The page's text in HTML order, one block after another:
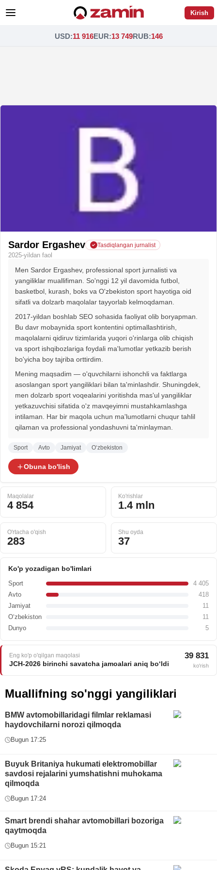
Kirish
USD:11 916EUR:13 749RUB:146
Sardor Ergashev Tasdiqlangan jurnalist
2025-yildan faol
Men Sardor Ergashev, professional sport jurnalisti va
yangiliklar muallifiman. So'nggi 12 yil davomida futbol,
basketbol, kurash, boks va O'zbekiston sport hayotiga oid
sifatli va dolzarb maqolalar tayyorlab kelmoqdaman.
2017-yildan boshlab SEO sohasida faoliyat olib boryapman.
Bu davr mobaynida sport kontentini optimallashtirish,
maqolalarni qidiruv tizimlarida yuqori o'rinlarga olib chiqish
va sport ishqibozlariga foydali ma'lumotlar yetkazib berish
bo'yicha boy tajriba orttirdim.
Mening maqsadim — o'quvchilarni ishonchli va faktlarga
asoslangan sport yangiliklari bilan ta'minlashdir. Shuningdek,
men dolzarb sport voqealarini yoritishda mas'ul yangiliklar
yetkazuvchisi sifatida o'z mavqeyimni mustahkamlashga
intilaman. Har bir maqola uchun ma'lumotlarni chuqur tahlil
qilaman va professional yondashuvni ta'minlayman.
Sport Avto Jamiyat O‘zbekiston
Obuna bo'lish
Maqolalar
4 854
Ko'rishlar
1.4 mln
O'rtacha o'qish
283
Shu oyda
37
Ko'p yozadigan bo'limlari
Sport 4 405
Avto 418
Jamiyat 11
O‘zbekiston 11
Dunyo 5
Eng ko'p o'qilgan maqolasi
JCH-2026 birinchi savatcha jamoalari aniq bo‘ldi
39 831
ko'rish
Muallifning so'nggi yangiliklari
BMW avtomobillaridagi filmlar reklamasi
haydovchilarni norozi qilmoqda
Bugun 17:25
Buyuk Britaniya hukumati elektromobillar
savdosi rejalarini yumshatishni muhokama
qilmoqda
Bugun 17:24
Smart brendi shahar avtomobillari bozoriga
qaytmoqda
Bugun 15:21